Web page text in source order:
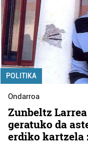
POLITIKA
Ondarroa
Zunbeltz
geratuko da
erdiko kartzela